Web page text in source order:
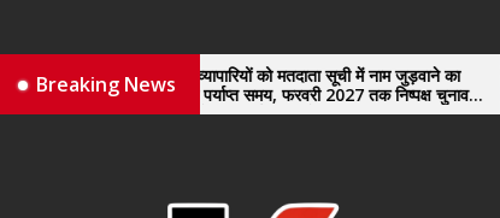
the Breaking News
नए व्यापारियों को मतदाता सूची में नाम जुड़वाने का
मिले पर्याप्त समय, फरवरी 2027 तक निष्पक्ष चुनाव
कराने की उठाई मांग, सौंपा ज्ञापन।